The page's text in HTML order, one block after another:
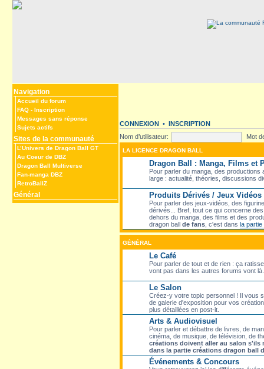
Navigation
Accueil du forum
FAQ - Inscription
Messages sans réponse
Sujets actifs
Sites de la communauté
L’Univers de Dragon Ball GT
Au Coeur de DBZ
Dragon Ball Multiverse
Fan-manga DBZ
RetroBallZ
Général
CONNEXION • INSCRIPTION
Nom d’utilisateur:
Mot
LA LICENCE DRAGON BALL
Dragon Ball : Manga, Films et
Pour parler du manga, des productions
large : actualité, théories, discussions
Produits Dérivés / Jeux Vidéos
Pour parler des jeux-vidéos, des
dérivés... Bref, tout ce qui concerne
dehors du manga, des films et des
dragon ball de fans , c'est dans la partie
GÉNÉRAL
Le Café
Pour parler de tout et de rien : ça
vont pas dans les autres forums vont là.
Le Salon
Créez-y votre topic personnel ! Il vous
de galerie d'exposition pour vos
plus détaillées en post-it.
Arts & Audiovisuel
Pour parler et débattre de livres, de
cinéma, de musique, de télévision, de
créations doivent aller au salon s'ils
dans la partie créations dragon ball
Événements & Concours